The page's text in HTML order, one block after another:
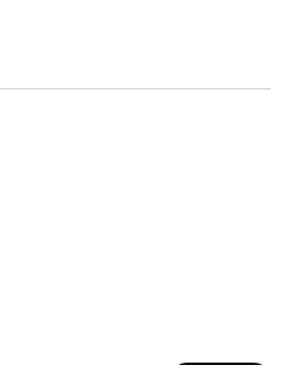
Cinesi di comprendere